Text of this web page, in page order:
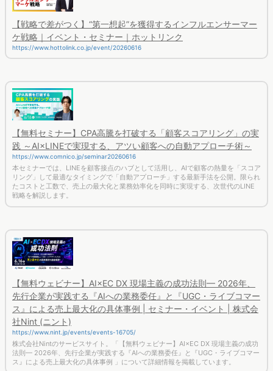
【戦略で差がつく】“第一想起”を獲得するインフルエンサーマー
ケ戦略｜イベント・セミナー｜ホットリンク
https://www.hottolink.co.jp/event/20260616
【無料セミナー】CPA高騰を打破する「顧客スコアリング」の実
践 ～AI×LINEで実現する、アツい顧客への自動アプローチ術～
https://www.comnico.jp/seminar20260616
本セミナーでは、LINEを顧客接点のハブとして活用し、AIで顧客の熱量を「スコア
リング」して最適なタイミングで「自動アプローチ」する最新手法を公開。限られ
たコストと工数で、売上の最大化と業務効率化を同時に実現する、次世代のLINE
戦略を解説します。
【無料ウェビナー】AI×EC DX 現場主義の成功法則— 2026年、
先行企業が実践する『AIへの業務委任』と『UGC・ライブコマー
ス』による売上最大化の具体事例 | セミナー・イベント | 株式会
社Nint (ニント)
https://www.nint.jp/events/events-16705/
株式会社Nintのサービスサイト。「【無料ウェビナー】AI×EC DX 現場主義の成功
法則— 2026年、先行企業が実践する『AIへの業務委任』と『UGC・ライブコマー
ス』による売上最大化の具体事例 」について詳細情報を掲載しています。